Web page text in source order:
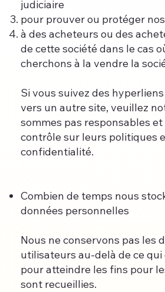
judiciaire
pour prouver ou protéger
à des acheteurs ou des
de cette société dans le cas
cherchons à la vendre la
Si vous suivez des
vers un autre site, veuillez
sommes pas responsables et
contrôle sur leurs politiques
confidentialité.
Combien de temps nous
données personnelles
Nous ne conservons pas les
utilisateurs au-delà de ce qui
pour atteindre les fins pour
sont recueillies.